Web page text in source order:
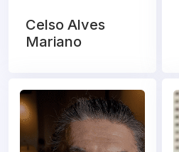
Celso Alves
Mariano